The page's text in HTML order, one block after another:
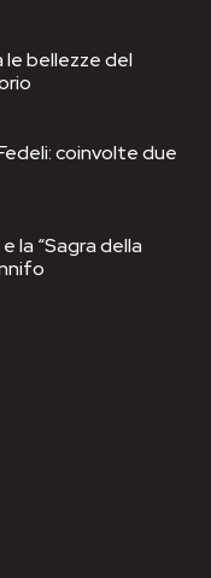
le bellezze del
coinvolte due
la “Sagra della